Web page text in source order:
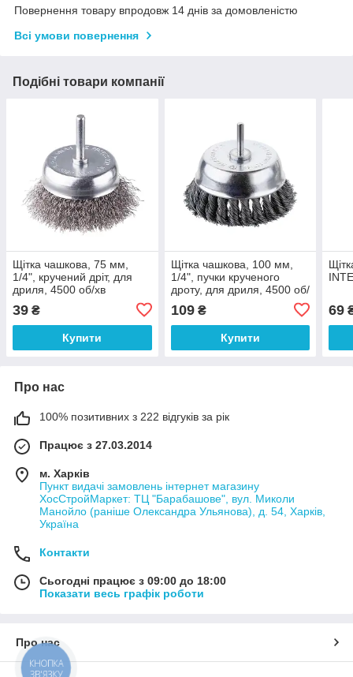
Повернення товару впродовж 14 днів за домовленістю
Всі умови повернення
Подібні товари компанії
Щітка чашкова, 75 мм,
1/4", кручений дріт, для
дриля, 4500 об/хв
39 ₴
Купити
Щітка чашкова, 100 мм,
1/4", пучки крученого
дроту, для дриля, 4500 об/
109₴
Купити
69
Про нас
100% позитивних з 222 відгуків за рік
Працює з 27.03.2014
м. Харків
Пункт видачі замовлень інтернет магазину
ХосСтройМаркет: ТЦ "Барабашове", вул. Миколи
Манойло (раніше Олександра Ульянова), д. 54, Харків,
Україна
Контакти
Сьогодні працює з 09:00 до 18:00
Показати весь графік роботи
Про нас
КНОПКА
ЗВ'ЯЗКУ